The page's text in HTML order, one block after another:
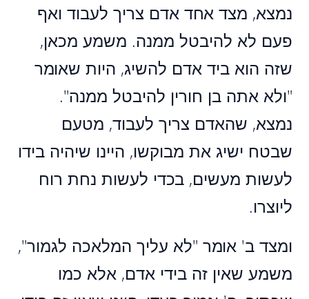
נמצא, מצד אחד אדם צריך לעבוד ואף
פעם לא להיבטל ממנה. משמע מכאן,
שזה הוא ביד אדם להשיג, היות שאומר
"ולא אתה בן חורין להיבטל ממנה".
נמצא, שהאדם צריך לעבוד, מטעם
שבטח ישיג את מבוקשו, היינו שיהיה בידו
לעשות מעשים, בכדי לעשות נחת רוח
ליוצרו.
ומצד ב' אומר "לא עליך המלאכה לגמור",
משמע שאין זה בידי אדם, אלא כמו